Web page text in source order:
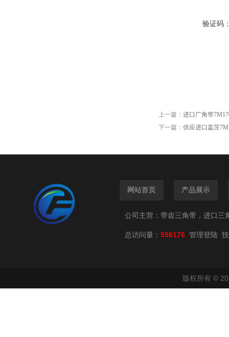
验证码
上一篇： 进口广角带
下一篇： 供应进口盖茨
网站首页 产品展示
公司主营：带齿三角带，进口三
总访问量： 556176 管理登陆
版权所有 ©